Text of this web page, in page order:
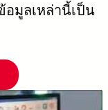
มูลเหล่านี้เป็น